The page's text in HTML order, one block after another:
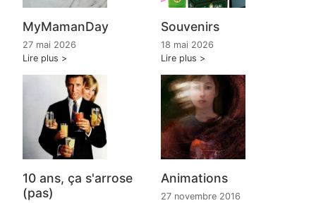
MyMamanDay
27 mai 2026
Lire plus
Souvenirs
18 mai 2026
Lire plus
10 ans, ça s'arrose
(pas)
Animations
27 novembre 2016